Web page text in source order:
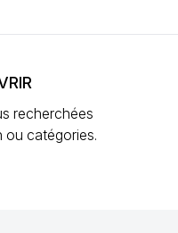
recherchées
ou catégories.